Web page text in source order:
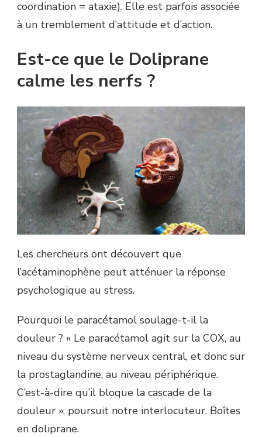
coordination = ataxie). Elle est parfois associée
à un tremblement d’attitude et d’action.
Est-ce que le Doliprane
calme les nerfs ?
Les chercheurs ont découvert que
l’acétaminophène peut atténuer la réponse
psychologique au stress.
Pourquoi le paracétamol soulage-t-il la
douleur ? « Le paracétamol agit sur la COX, au
niveau du système nerveux central, et donc sur
la prostaglandine, au niveau périphérique.
C’est-à-dire qu’il bloque la cascade de la
douleur », poursuit notre interlocuteur. Boîtes
en doliprane.